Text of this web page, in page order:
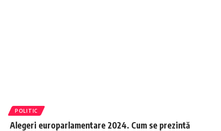
POLITIC
Alegeri europarlamentare 2024. Cum se prezintă